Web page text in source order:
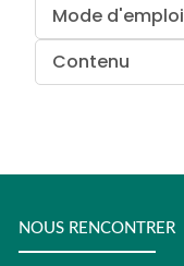
Mode d'emploi
Contenu
NOUS RENCONTRER